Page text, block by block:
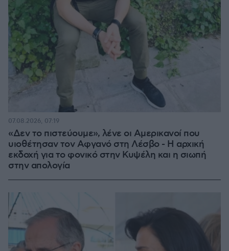
«Δεν το πιστεύουμε», λένε οι Αμερικανοί που
υιοθέτησαν τον Αφγανό στη Λέσβο - Η αρχική
εκδοχή για το φονικό στην Κυψέλη και η σιωπή
στην απολογία
07.08.2026, 07:19